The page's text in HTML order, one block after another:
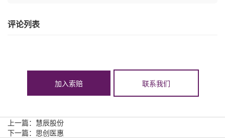
评论列表
加入索赔 联系我们
上一篇： 慧辰股份
下一篇： 思创医惠